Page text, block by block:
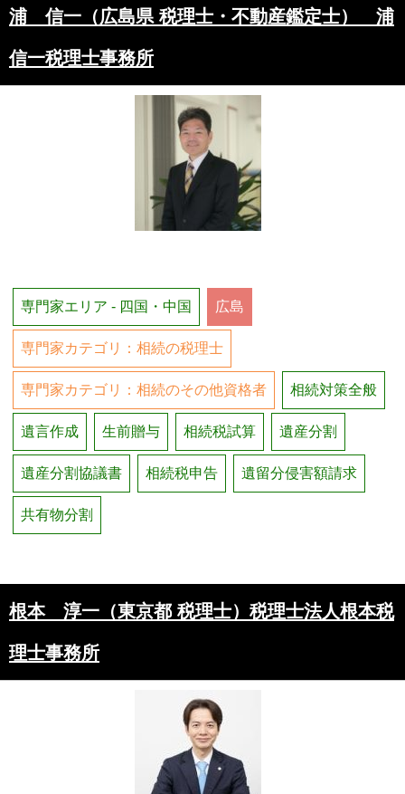
浦 信一（広島県 税理士・不動産鑑定士） 浦
信一税理士事務所
専門家エリア - 四国・中国 広島
専門家カテゴリ：相続の税理士
専門家カテゴリ：相続のその他資格者 相続対策全般
遺言作成 生前贈与 相続税試算 遺産分割
遺産分割協議書 相続税申告 遺留分侵害額請求
共有物分割
根本 淳一（東京都 税理士）税理士法人根本税
理士事務所